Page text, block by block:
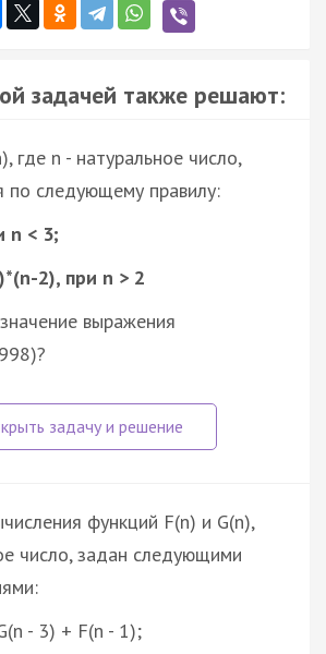
задачей также решают:
где n - натуральное число,
по следующему правилу:
n < 3;
2), при n > 2
выражения
функций F(n) и G(n),
число, задан следующими
- 3) + F(n - 1);